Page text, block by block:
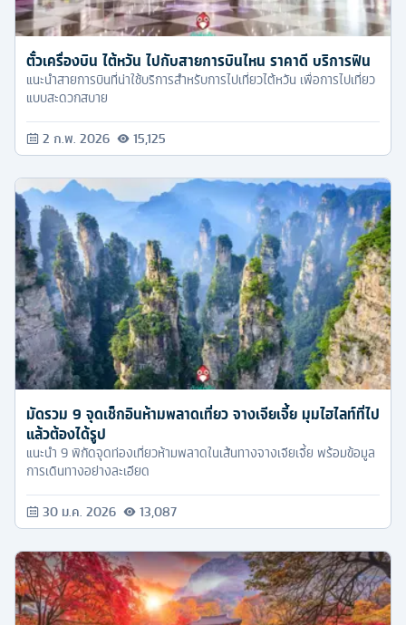
ตั๋วเครื่องบิน ไต้หวัน ไปกับสายการบินไหน ราคาดี บริการฟิน
แนะนำสายการบินที่น่าใช้บริการสำหรับการไปเที่ยวไต้หวัน เพื่อการไปเที่ยว
แบบสะดวกสบาย
2 ก.พ. 2026 15,125
มัดรวม 9 จุดเช็กอินห้ามพลาดเที่ยว จางเจียเจี้ย มุมไฮไลท์ที่ไป
แล้วต้องได้รูป
แนะนำ 9 พิกัดจุดท่องเที่ยวห้ามพลาดในเส้นทางจางเจียเจี้ย พร้อมข้อมูล
การเดินทางอย่างละเอียด
30 ม.ค. 2026 13,087